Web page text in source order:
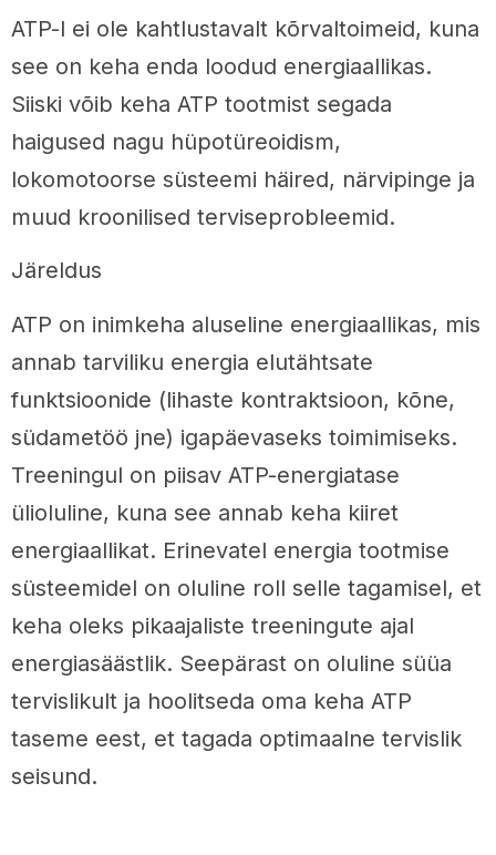
ATP-l ei ole kahtlustavalt kõrvaltoimeid, kuna
see on keha enda loodud energiaallikas.
Siiski võib keha ATP tootmist segada
haigused nagu hüpotüreoidism,
lokomotoorse süsteemi häired, närvipinge ja
muud kroonilised terviseprobleemid.
Järeldus
ATP on inimkeha aluseline energiaallikas, mis
annab tarviliku energia elutähtsate
funktsioonide (lihaste kontraktsioon, kõne,
südametöö jne) igapäevaseks toimimiseks.
Treeningul on piisav ATP-energiatase
ülioluline, kuna see annab keha kiiret
energiaallikat. Erinevatel energia tootmise
süsteemidel on oluline roll selle tagamisel, et
keha oleks pikaajaliste treeningute ajal
energiasäästlik. Seepärast on oluline süüa
tervislikult ja hoolitseda oma keha ATP
taseme eest, et tagada optimaalne tervislik
seisund.